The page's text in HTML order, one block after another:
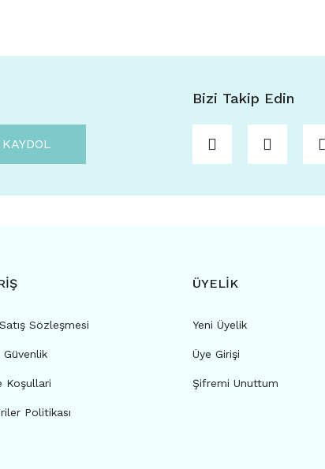
KAYDOL
Bizi Takip Edin
Sözleşmesi
Koşullari
Politikası
ÜYELİK
Yeni Üyelik
Üye Girişi
Şifremi Unuttum